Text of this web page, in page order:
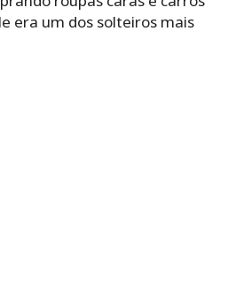
era um dos solteiros mais